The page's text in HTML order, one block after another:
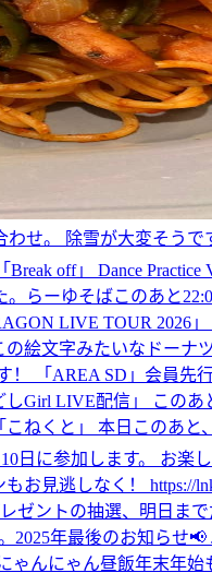
せ。 除雪が大変そうで
Break off」 Dance Practice
らーゆそばこのあと
LIVE TOUR 2026
絵文字みたいなドーナ
す！ 「AREA SD」会員
Girl LIVE配信」 このあ
ねくと」 本日このあと
に参加します。 お楽し
お見逃しなく！ https://
ゼントの抽選、明日まで
2025年最後のお知らせ📢
ゃんにゃん昼飯年末年始